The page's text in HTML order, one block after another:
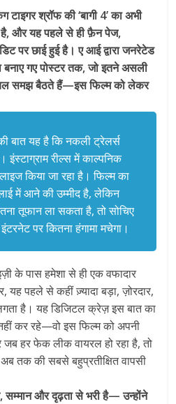
श्रॉफ की ‘बागी 4’ का अभी
है, और यह पहले से ही फ़ैन पेज,
पर छाई हुई है। ए आई द्वारा जनरेटेड
बनाए गए पोस्टर तक, जो इतने असली
समझ बैठते हैं—इस फिल्म को लेकर
बात यह है कि नकली ट्रेलर्स
इंस्टाग्राम रील्स में काल्पनिक
किया जा रहा है। फिल्म का
में आने की उम्मीद है, लेकिन
तूफान ला सकता है, तो सोचिए
पर कितना हंगामा मचेगा।
के पास हमेशा से ही एक वफादार
यह पहले से कहीं ज़्यादा बड़ा, ज़ोरदार,
है। यह डिजिटल क्रेज़ इस बात का
कर रहे—वो इस फिल्म को अपनी
हर फेक लीक वायरल हो रहा है, तो
अब तक की सबसे बहुप्रतीक्षित वापसी
और दृढ़ता से भरी है— उन्होंने